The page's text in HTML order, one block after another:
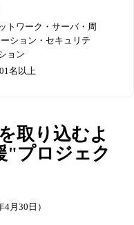
トワーク・サーバ・周
ション・セキュリテ
ョン
名以上
取り込むよ
"プロジェク
月30日）